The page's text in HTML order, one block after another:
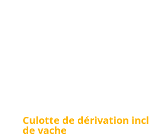
Culotte de dérivation
de vache